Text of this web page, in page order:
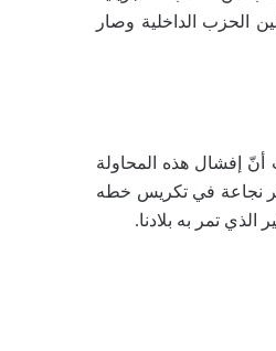
الحزب الداخلية وصار
أنّ إفشال هذه المحاولة
نجاعة في تكريس خطه
تمر به بلادنا.